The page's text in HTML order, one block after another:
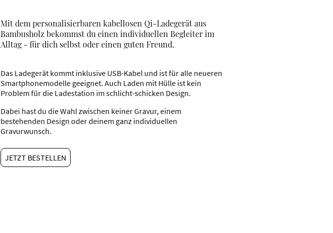
Mit dem personalisierbaren kabellosen Qi-Ladegerät aus
Bambusholz bekommst du einen individuellen Begleiter im
Alltag - für dich selbst oder einen guten Freund.
Das Ladegerät kommt inklusive USB-Kabel und ist für alle neueren
Smartphonemodelle geeignet. Auch Laden mit Hülle ist kein
Problem für die Ladestation im schlicht-schicken Design.
Dabei hast du die Wahl zwischen keiner Gravur, einem
bestehenden Design oder deinem ganz individuellen
Gravurwunsch.
JETZT BESTELLEN